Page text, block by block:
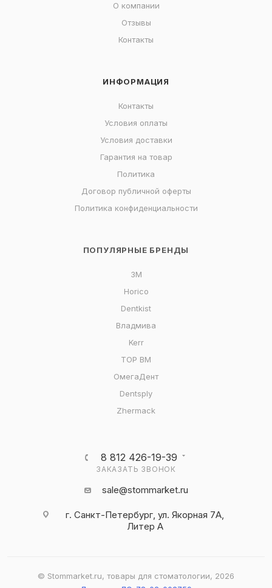
О компании
Отзывы
Контакты
ИНФОРМАЦИЯ
Контакты
Условия оплаты
Условия доставки
Гарантия на товар
Политика
Договор публичной оферты
Политика конфиденциальности
ПОПУЛЯРНЫЕ БРЕНДЫ
3M
Horico
Dentkist
Владмива
Kerr
ТОР ВМ
ОмегаДент
Dentsply
Zhermack
8 812 426-19-39
ЗАКАЗАТЬ ЗВОНОК
sale@stommarket.ru
г. Cанкт-Петербург, ул. Якорная 7А,
Литер А
© Stommarket.ru, товары для стоматологии, 2026